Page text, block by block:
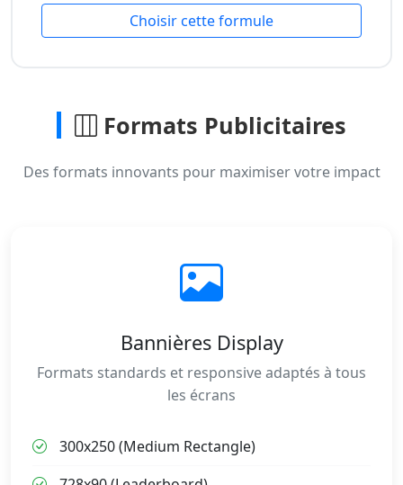
Choisir cette formule
Formats Publicitaires
Des formats innovants pour maximiser votre impact
Bannières Display
Formats standards et responsive adaptés à tous
les écrans
300x250 (Medium Rectangle)